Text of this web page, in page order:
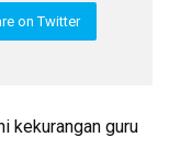
on Twitter
kekurangan guru